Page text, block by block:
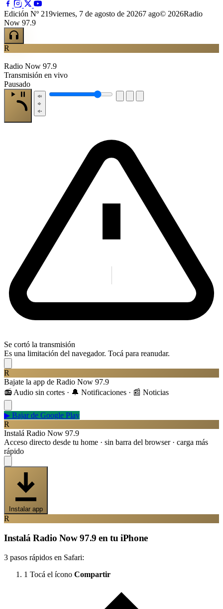
Edición Nº 219viernes, 7 de agosto de 20267 ago© 2026Radio
Now 97.9
R
Radio Now 97.9
Transmisión en vivo
Pausado
Se cortó la transmisión
Es una limitación del navegador. Tocá para reanudar.
R
Bajate la app de Radio Now 97.9
📻 Audio sin cortes · 🔔 Notificaciones · 📰 Noticias
▶ Bajar de Google Play
R
Instalá Radio Now 97.9
Acceso directo desde tu home · sin barra del browser · carga más
rápido
Instalar app
R
Instalá Radio Now 97.9 en tu iPhone
3 pasos rápidos en Safari:
1 Tocá el ícono Compartir